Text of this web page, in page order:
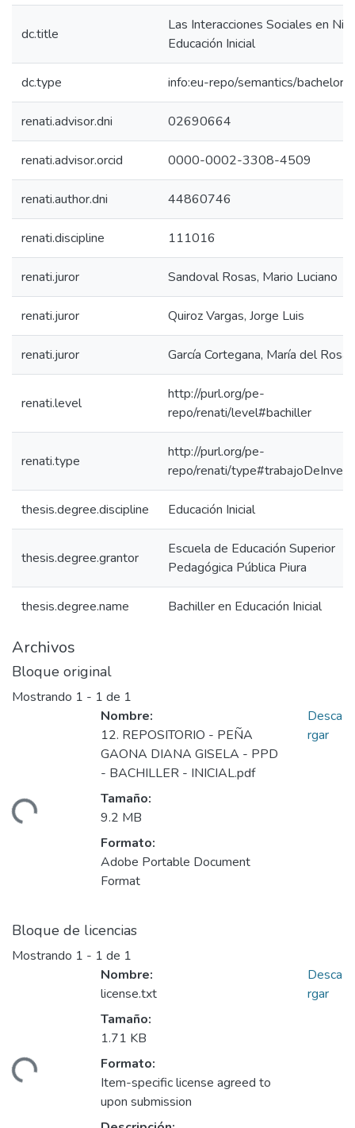
dc.title
Las Interacciones Sociales en
Educación Inicial
dc.type info:eu-repo/semantics/
renati.advisor.dni 02690664
renati.advisor.orcid 0000-0002-3308-4509
renati.author.dni 44860746
renati.discipline 111016
renati.juror Sandoval Rosas, Mario Luciano
renati.juror Quiroz Vargas, Jorge Luis
renati.juror García Cortegana, María del
renati.level
http://purl.org/pe-
repo/renati/level#bachiller
renati.type
http://purl.org/pe-
repo/renati/
thesis.degree.discipline Educación Inicial
thesis.degree.grantor
Escuela de Educación Superior
Pedagógica Pública Piura
thesis.degree.name Bachiller en Educación Inicial
Archivos
Bloque original
Mostrando 1 - 1 de 1
Nombre:
12. REPOSITORIO - PEÑA
GAONA DIANA GISELA - PPD
- BACHILLER - INICIAL.pdf
Tamaño:
9.2 MB
Formato:
Adobe Portable Document
Format
Desca
rgar
Bloque de licencias
Mostrando 1 - 1 de 1
Nombre:
license.txt
Tamaño:
1.71 KB
Formato:
Item-specific license agreed to
upon submission
Desca
rgar